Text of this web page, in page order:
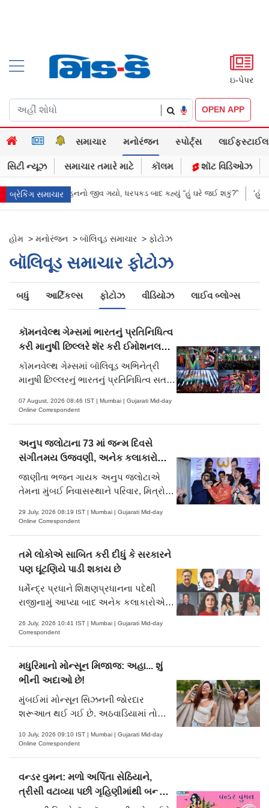
ઇ-પેપર
OPEN APP
સમાચાર મનોરંજન સ્પોર્ટ્સ લાઈફસ્ટાઈલ
સિટી ન્યૂઝ સમાચાર તમારે માટે કૉલમ શૉટ વિડિઓઝ
બ્રેકિંગ સમાચાર
જ દુલ્હનનો જીવ ગયો, ધરપકડ બાદ કહ્યું “હું ઘરે જઈ શકું?” ‘હું બાબા
હોમ > મનોરંજન > બૉલિવૂડ સમાચાર > ફોટોઝ
બૉલિવૂડ સમાચાર ફોટોઝ
બધું આર્ટિકલ્સ ફોટોઝ વીડિયોઝ લાઈવ બ્લોગ્સ
કૉમનવેલ્થ ગેમ્સમાં ભારતનું પ્રતિનિધિત્વ
કરી માનુષી છિલ્લરે શૅર કરી ઈમોશનલ
પોસ્ટ
કૉમનવેલ્થ ગેમ્સમાં બૉલિવૂડ અભિનેત્રી
માનુષી છિલ્લરનું ભારતનું પ્રતિનિધિત્વ સતત
ઇન્સ્ટાગ્રામ પોસ્ટે પણ લોકોનું ધ્યાન ખેંચ્યું
ચાલતા સ્વપ્નની પરિપૂર્ણતા જેવું લાગ્યું.
07 August, 2026 08:46 IST | Mumbai | Gujarati Mid-day
Online Correspondent
અનુપ જલોટાના 73 માં જન્મ દિવસે
સંગીતમય ઉજવણી, અનેક કલાકારોએ
હાજરી આપી
જાણીતા ભજન ગાયક અનુપ જલોટાએ
તેમના મુંબઈ નિવાસસ્થાને પરિવાર, મિત્રો
સાથે 73મો જન્મદિવસ ઉજવ્યો. આ પ્રસંગે
ઉજવણીમાં હરિહરન, મીકા સિંહ, નીતિન
મુકેશ, સંજય ટંડન, સુદેશ ભોસલે, અગમ
કુમાર નિગમ, રિચા શર્મા, શિવમણિ, કૃષ્ણન,
શ્રીનિવાસન, તલત અઝીઝ, બીના અઝીઝ,
અન્વેશી જૈન, કિરણ જોનેજા સિપ્પી, રમેશ
તિવારી, વિપિન અનેજા અને પૃથ્વી ગંધર્વ
સહિતના મહેમાનોએ હાજરી આપી હતી.
29 July, 2026 08:19 IST | Mumbai | Gujarati Mid-day
Online Correspondent
તમે લોકોએ સાબિત કરી દીધું કે સરકારને
પણ ઘૂંટણિયે પાડી શકાય છે
ધર્મેન્દ્ર પ્રધાને શિક્ષણપ્રધાનના પદેથી
રાજીનામું આપ્યા બાદ અનેક કલાકારોએ
પ્રદર્શનના પગલે શિક્ષણપ્રધાન ધર્મેન્દ્ર
કલાકારોએ સોશ્યલ મીડિયા પર પોતાની
પ્રતિક્રિયા વ્યક્ત કરી છે.
26 July, 2026 10:41 IST | Mumbai | Gujarati Mid-day
Correspondent
મધુરિમાનો મોન્સૂન મિજાજ: અહા... શું
ભીની અદાઓ છે!
મુંબઈમાં મોન્સૂન સિઝનની જોરદાર
શરૂઆત થઈ ગઈ છે. અઠવાડિયામાં તો
કરી નાખ્યું છે ત્યારે ઍક્ટ્રેસ મધુરિમા
10 July, 2026 09:10 IST | Mumbai | Gujarati Mid-day
Online Correspondent
વન્ડર વુમન: મળો અર્પિતા સેઠિયાને,
ત્રીસી વટાવ્યા પછી ગૃહિણીમાંથી બન્યાં
એક્ટ્રેસ